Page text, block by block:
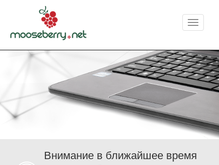
Меню
Внимание в ближайшее время